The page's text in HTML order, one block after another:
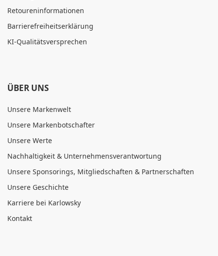
Retoureninformationen
Barrierefreiheitserklärung
KI-Qualitätsversprechen
ÜBER UNS
Unsere Markenwelt
Unsere Markenbotschafter
Unsere Werte
Nachhaltigkeit & Unternehmensverantwortung
Unsere Sponsorings, Mitgliedschaften & Partnerschaften
Unsere Geschichte
Karriere bei Karlowsky
Kontakt